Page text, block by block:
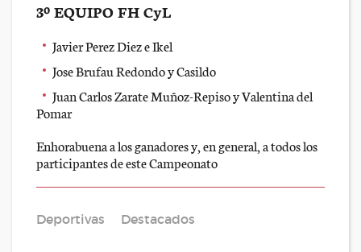
3º EQUIPO FH CyL
Javier Perez Diez e Ikel
Jose Brufau Redondo y Casildo
Juan Carlos Zarate Muñoz-Repiso y Valentina del
Pomar
Enhorabuena a los ganadores y, en general, a todos los
participantes de este Campeonato
Deportivas Destacados